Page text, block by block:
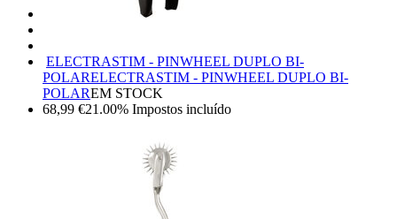
ELECTRASTIM - PINWHEEL DUPLO BI-
POLARELECTRASTIM - PINWHEEL DUPLO BI-
POLAREM STOCK
68,99 €21.00% Impostos incluído